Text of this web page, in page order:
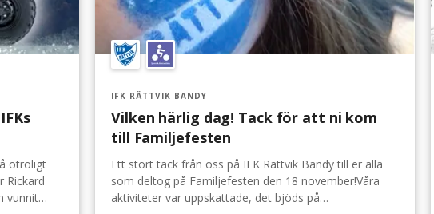
otroligt
Rickard
vunnit
IFK RÄTTVIK BANDY
Vilken härlig dag! Tack för att ni kom
till Familjefesten
Ett stort tack från oss på IFK Rättvik Bandy till er alla
som deltog på Familjefesten den 18 november!Våra
aktiviteter var uppskattade, det bjöds på